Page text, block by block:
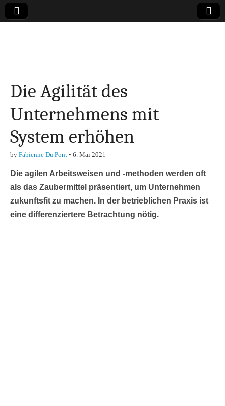
Finanzen,
Marketing-, Vertrieb-
& Investment-Tipps
Die Agilität des
Unternehmens mit
System erhöhen
by Fabienne Du Pont • 6. Mai 2021
Die agilen Arbeitsweisen und -methoden werden oft
als das Zaubermittel präsentiert, um Unternehmen
zukunftsfit zu machen. In der betrieblichen Praxis ist
eine differenziertere Betrachtung nötig.